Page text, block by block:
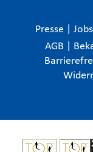
Presse
AGB